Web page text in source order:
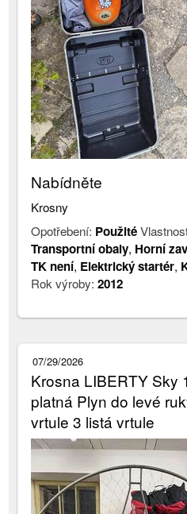
Nabídněte
Krosny
Opotřebení: Použité
Transportní obaly, Horní
TK není, Elektrický startér,
Rok výroby:2012
07/29/2026
Krosna LIBERTY Sky
platná Plyn do levé
vrtule 3 listá vrtule